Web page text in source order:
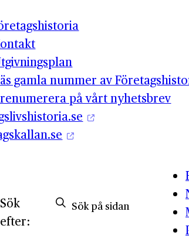
gamla nummer av
på vårt nyhetsbrev
Sök
efter: